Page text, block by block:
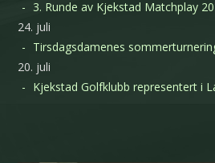
3. Runde av Kjekstad Matchplay
24. juli
Tirsdagsdamenes
20. juli
Kjekstad Golfklubb representert i